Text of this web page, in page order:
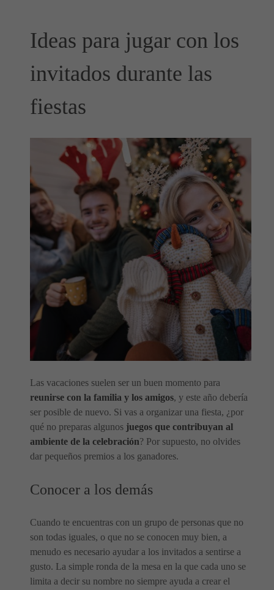
Ideas para jugar con los
invitados durante las
fiestas
Las vacaciones suelen ser un buen momento para
reunirse con la familia y los amigos, y este año debería
ser posible de nuevo. Si vas a organizar una fiesta, ¿por
qué no preparas algunos juegos que contribuyan al
ambiente de la celebración? Por supuesto, no olvides
dar pequeños premios a los ganadores.
Conocer a los demás
Cuando te encuentras con un grupo de personas que no
son todas iguales, o que no se conocen muy bien, a
menudo es necesario ayudar a los invitados a sentirse a
gusto. La simple ronda de la mesa en la que cada uno se
limita a decir su nombre no siempre ayuda a crear el